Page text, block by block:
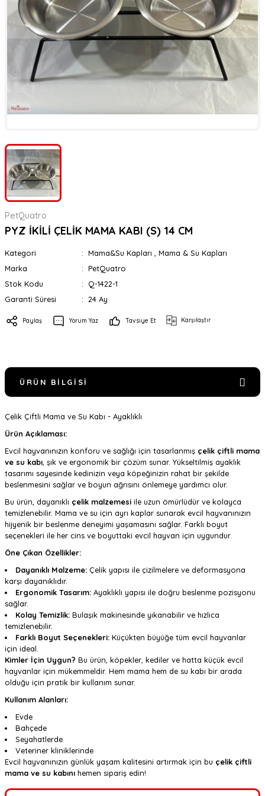
PetQuatro
PYZ İKİLİ ÇELİK MAMA KABI (S) 14 CM
Kategori Mama&Su Kapları
Mama & Su Kapları
Marka
PetQuatro
Stok Kodu
Q-1422-1
Garanti Süresi
24 Ay
Paylaş Yorum Yaz Tavsiye Et Karşılaştır
ÜRÜN BILGISI
Çelik Çiftli Mama ve Su Kabı - Ayaklıklı
Ürün Açıklaması:
Evcil hayvanınızın konforu ve sağlığı için tasarlanmış çelik çiftli mama
ve su kabı , şık ve ergonomik bir çözüm sunar. Yükseltilmiş ayaklık
tasarımı sayesinde kedinizin veya köpeğinizin rahat bir şekilde
beslenmesini sağlar ve boyun ağrısını önlemeye yardımcı olur.
Bu ürün, dayanıklı çelik malzemesi ile uzun ömürlüdür ve kolayca
temizlenebilir. Mama ve su için ayrı kaplar sunarak evcil hayvanınızın
hijyenik bir beslenme deneyimi yaşamasını sağlar. Farklı boyut
seçenekleri ile her cins ve boyuttaki evcil hayvan için uygundur.
Öne Çıkan Özellikler:
Dayanıklı Malzeme:Çelik yapısı ile çizilmelere ve deformasyona
karşı dayanıklıdır.
Ergonomik Tasarım:Ayaklıklı yapısı ile doğru beslenme pozisyonu
sağlar.
Kolay Temizlik:Bulaşık makinesinde yıkanabilir ve hızlıca
temizlenebilir.
Farklı Boyut Seçenekleri:Küçükten büyüğe tüm evcil hayvanlar
için ideal.
Kimler İçin Uygun? Bu ürün, köpekler, kediler ve hatta küçük evcil
hayvanlar için mükemmeldir. Hem mama hem de su kabı bir arada
olduğu için pratik bir kullanım sunar.
Kullanım Alanları:
Evde
Bahçede
Seyahatlerde
Veteriner kliniklerinde
Evcil hayvanınızın günlük yaşam kalitesini artırmak için bu çelik çiftli
mama ve su kabını hemen sipariş edin!